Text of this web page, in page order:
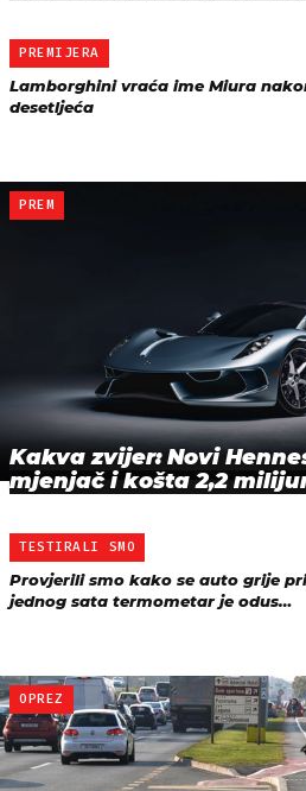
PREMIJERA
Lamborghini vraća ime Miura
desetljeća
PREM
Kakva zvijer: Novi
mjenjač i košta 2,2
TESTIRALI SMO
Provjerili smo kako se auto grije pri
jednog sata termometar je odus…
OPREZ